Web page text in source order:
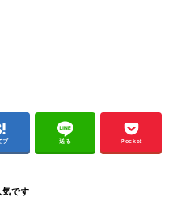
ブ 送る Pocket